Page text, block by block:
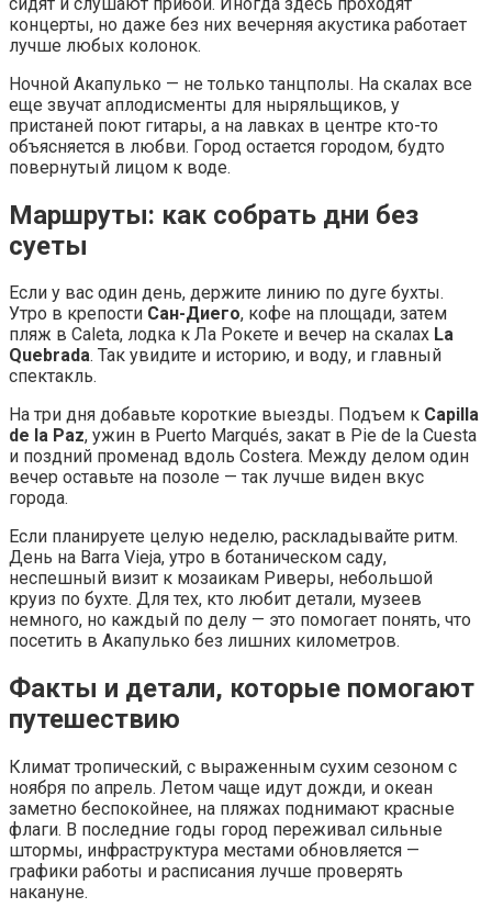
концерты, но даже без них вечерняя акустика работает
лучше любых колонок.
Ночной Акапулько — не только танцполы. На скалах все
еще звучат аплодисменты для ныряльщиков, у
пристаней поют гитары, а на лавках в центре кто-то
объясняется в любви. Город остается городом, будто
повернутый лицом к воде.
Маршруты: как собрать дни без
суеты
Если у вас один день, держите линию по дуге бухты.
Утро в крепости Сан-Диего, кофе на площади, затем
пляж в Caleta, лодка к Ла Рокете и вечер на скалах La
Quebrada. Так увидите и историю, и воду, и главный
спектакль.
На три дня добавьте короткие выезды. Подъем к Capilla
de la Paz, ужин в Puerto Marqués, закат в Pie de la Cuesta
и поздний променад вдоль Costera. Между делом один
вечер оставьте на позоле — так лучше виден вкус
города.
Если планируете целую неделю, раскладывайте ритм.
День на Barra Vieja, утро в ботаническом саду,
неспешный визит к мозаикам Риверы, небольшой
круиз по бухте. Для тех, кто любит детали, музеев
немного, но каждый по делу — это помогает понять, что
посетить в Акапулько без лишних километров.
Факты и детали, которые помогают
путешествию
Климат тропический, с выраженным сухим сезоном с
ноября по апрель. Летом чаще идут дожди, и океан
заметно беспокойнее, на пляжах поднимают красные
флаги. В последние годы город переживал сильные
штормы, инфраструктура местами обновляется —
графики работы и расписания лучше проверять
накануне.